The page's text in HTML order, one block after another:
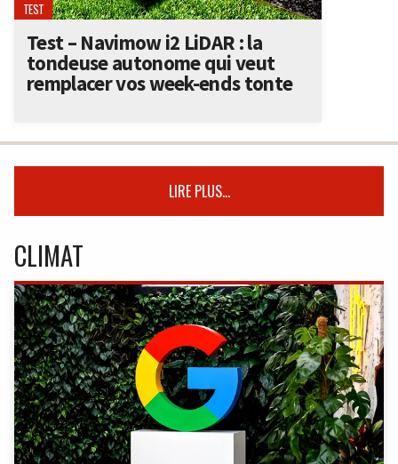
TEST
Test – Navimow i2 LiDAR : la
tondeuse autonome qui veut
remplacer vos week-ends tonte
LIRE PLUS...
CLIMAT